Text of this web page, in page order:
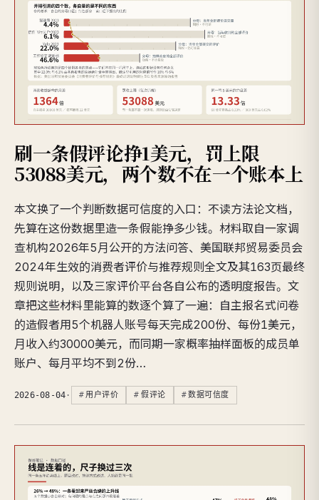
刷一条假评论挣1美元，罚上限
53088美元，两个数不在一个账本上
本文换了一个判断数据可信度的入口：不读方法论文档，
先算在这份数据里造一条假能挣多少钱。材料取自一家调
查机构2026年5月公开的方法问答、美国联邦贸易委员会
2024年生效的消费者评价与推荐规则全文及其163页最终
规则说明，以及三家评价平台各自公布的透明度报告。文
章把这些材料里能算的数逐个算了一遍：自主报名式问卷
的造假者用5个机器人账号每天完成200份、每份1美元，
月收入约30000美元，而同期一家概率抽样面板的成员单
账户、每月平均不到2份…
2026-08-04 · 用户评价 假评论 数据可信度